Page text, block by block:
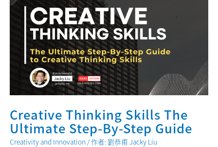
Creative Thinking Skills The
Ultimate Step-By-Step Guide
Creativity and Innovation / 作者:劉恭甫 Jacky Liu